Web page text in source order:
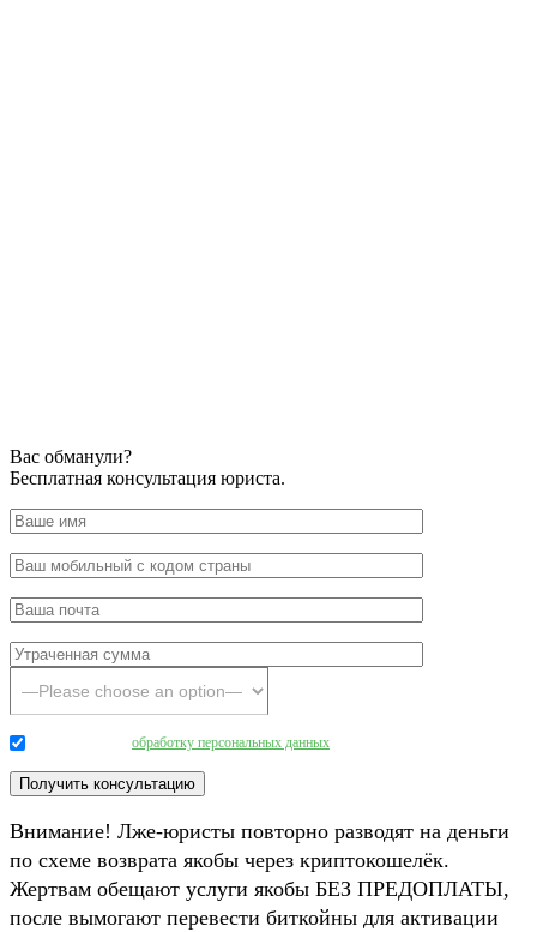
Вас обманули?
Бесплатная консультация юриста.
обработку персональных данных
Внимание! Лже-юристы повторно разводят на деньги
по схеме возврата якобы через криптокошелёк.
Жертвам обещают услуги якобы БЕЗ ПРЕДОПЛАТЫ,
после вымогают перевести биткойны для активации